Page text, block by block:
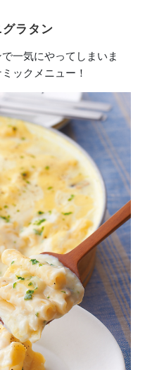
グラタン
一気にやってしまいま
ックメニュー！